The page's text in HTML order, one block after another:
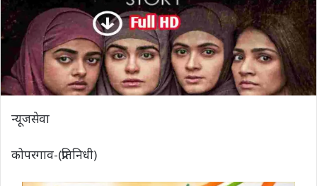
न्यूजसेवा
कोपरगाव-(प्रतिनिधी)